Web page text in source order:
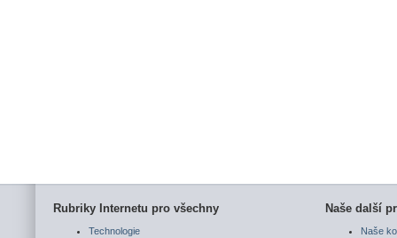
Rubriky Internetu pro všechny
Technologie
Naše další
Naše